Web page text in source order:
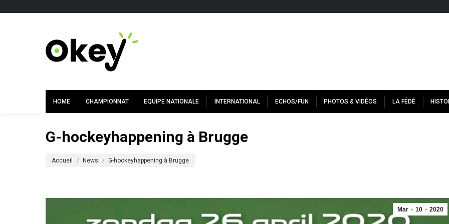
HOME CHAMPIONNAT EQUIPE NATIONALE INTERNATIONAL ECHOS/FUN PHOTOS & VIDÉOS LA FÉDÉ
G-hockeyhappening à Brugge
Accueil News G-hockeyhappening à Brugge
Mar 10 2020